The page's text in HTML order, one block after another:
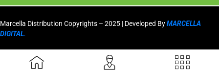
Marcella Distribution Copyrights – 2025 | Developed ByMARCELLA
DIGITAL.